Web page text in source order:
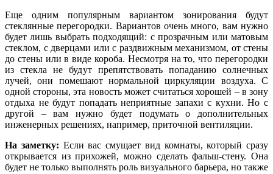
Еще одним популярным вариантом зонирования будут
стеклянные перегородки. Вариантов очень много, вам нужно
будет лишь выбрать подходящий: с прозрачным или матовым
стеклом, с дверцами или с раздвижным механизмом, от стены
до стены или в виде короба. Несмотря на то, что перегородки
из стекла не будут препятствовать попаданию солнечных
лучей, они помешают нормальной циркуляции воздуха. С
одной стороны, эта новость может считаться хорошей – в зону
отдыха не будут попадать неприятные запахи с кухни. Но с
другой – вам нужно будет подумать о дополнительных
инженерных решениях, например, приточной вентиляции.
На заметку: Если вас смущает вид комнаты, который сразу
открывается из прихожей, можно сделать фальш-стену. Она
будет не только выполнять роль визуального барьера, но также